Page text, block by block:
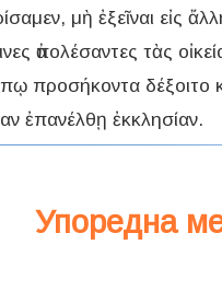
μὴ ἐξεῖναι εἰς
ἀπολέσαντες τὰς
δέξοιτο
ἐπανέλθῃ ἐκκλησίαν.
Упоредна